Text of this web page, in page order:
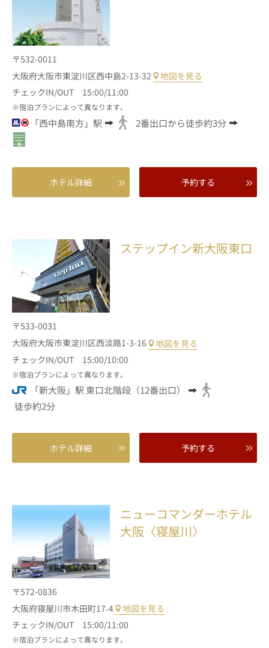
〒532-0011
大阪府大阪市東淀川区西中島2-13-32
地図を見る
チェックIN/OUT 15:00/11:00
宿泊プランによって異なります。
「西中島南方」駅 2番出口から徒歩約3分
ホテル詳細 予約する
ステップイン新大阪東口
〒533-0031
大阪府大阪市東淀川区西淡路1-3-16
地図を見る
チェックIN/OUT 15:00/10:00
宿泊プランによって異なります。
「新大阪」駅 東口北階段（12番出口）
徒歩約2分
ホテル詳細 予約する
ニューコマンダーホテル
大阪〈寝屋川〉
〒572-0836
大阪府寝屋川市木田町17-4
地図を見る
チェックIN/OUT 15:00/11:00
宿泊プランによって異なります。